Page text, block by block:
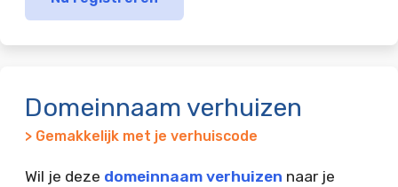
Domeinnaam verhuizen
> Gemakkelijk met je verhuiscode
Wil je deze domeinnaam verhuizen naar je